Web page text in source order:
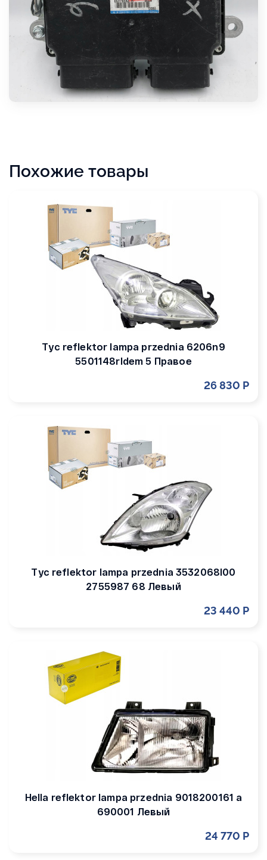
Похожие товары
Tyc reflektor lampa przednia 6206n9
5501148rldem 5 Правое
26 830 Р
Tyc reflektor lampa przednia 3532068l00
2755987 68 Левый
23 440 Р
Hella reflektor lampa przednia 9018200161 a
690001 Левый
24 770 Р